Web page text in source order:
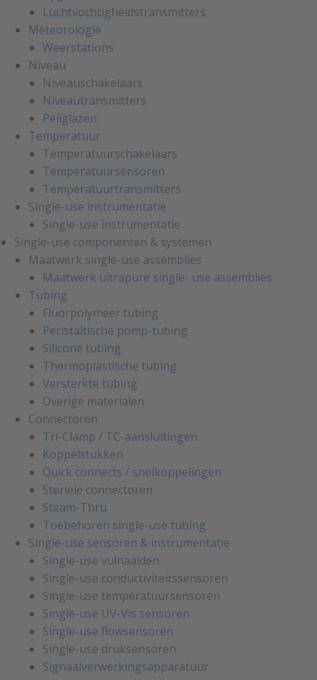
Luchtvochtigheidstransmitters
Meteorologie
Weerstations
Niveau
Niveauschakelaars
Niveautransmitters
Peilglazen
Temperatuur
Temperatuurschakelaars
Temperatuursensoren
Temperatuurtransmitters
Single-use instrumentatie
Single-use instrumentatie
Single-use componenten & systemen
Maatwerk single-use assemblies
Maatwerk ultrapure single- use assemblies
Tubing
Fluorpolymeer tubing
Peristaltische pomp-tubing
Silicone tubing
Thermoplastische tubing
Versterkte tubing
Overige materialen
Connectoren
Tri-Clamp / TC-aansluitingen
Koppelstukken
Quick connects / snelkoppelingen
Steriele connectoren
Steam-Thru
Toebehoren single-use tubing
Single-use sensoren & instrumentatie
Single-use vulnaalden
Single-use conductiviteitssensoren
Single-use temperatuursensoren
Single-use UV-Vis sensoren
Single-use flowsensoren
Single-use druksensoren
Signaalverwerkingsapparatuur